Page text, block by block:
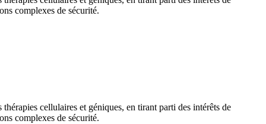
complexes de sécurité.
cellulaires et géniques, en tirant parti des intérêts de
complexes de sécurité.